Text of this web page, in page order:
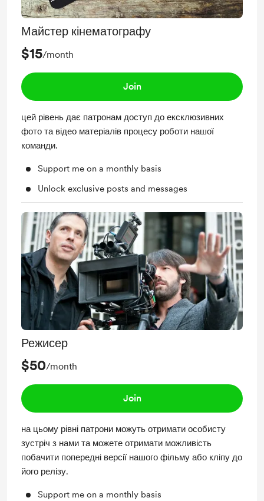
Майстер кінематографу
$15/month
Join
цей рівень дає патронам доступ до ексклюзивних
фото та відео матеріалів процесу роботи нашої
команди.
Support me on a monthly basis
Unlock exclusive posts and messages
Режисер
$50/month
Join
на цьому рівні патрони можуть отримати особисту
зустріч з нами та можете отримати можливість
побачити попередні версії нашого фільму або кліпу до
його релізу.
Support me on a monthly basis